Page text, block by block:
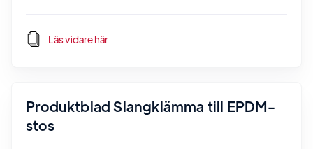
Läs vidare här
Produktblad Slangklämma till EPDM-
stos